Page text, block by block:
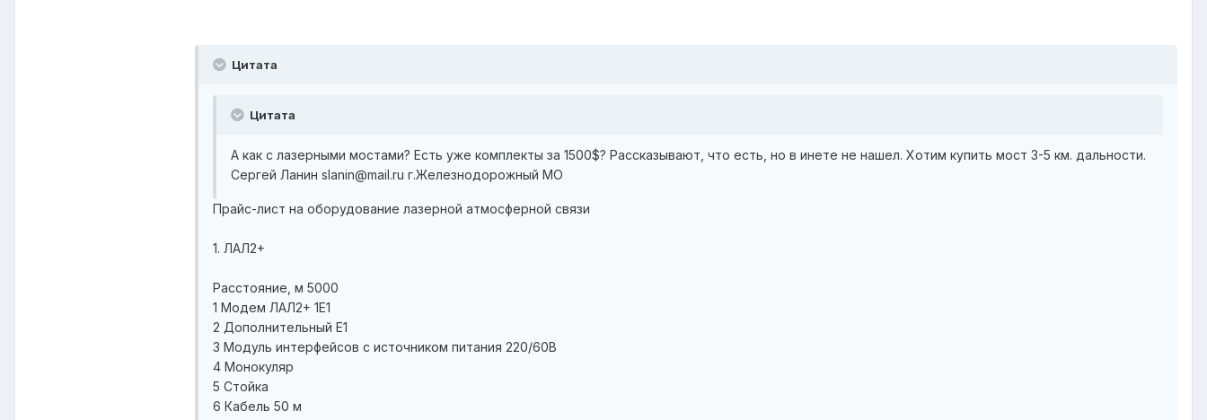
Цитата
Цитата
А как с лазерными мостами? Есть уже комплекты за 1500$? Рассказывают, что есть, но в инете не нашел. Хотим купить мост 3-5 км. дальности.
Сергей Ланин slanin@mail.ru г.Железнодорожный МО
Прайс-лист на оборудование лазерной атмосферной связи
1. ЛАЛ2+
Расстояние, м 5000
1 Модем ЛАЛ2+ 1Е1
2 Дополнительный E1
3 Модуль интерфейсов с источником питания 220/60В
4 Монокуляр
5 Стойка
6 Кабель 50 м